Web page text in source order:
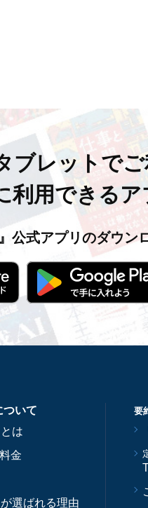
ブレットで
利用できるア
公式アプリのダウン
ついて
は
金
選ばれる理由
要